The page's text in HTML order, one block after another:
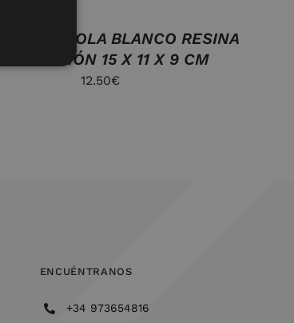
CARACOLA BLANCO RESINA
DECORACIÓN 15 X 11 X 9 CM
12.50€
ENCUÉNTRANOS
+34 973654816